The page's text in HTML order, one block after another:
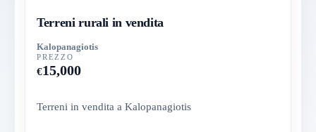
Terreni rurali in vendita
Kalopanagiotis
PREZZO
€15,000
Terreni in vendita a Kalopanagiotis